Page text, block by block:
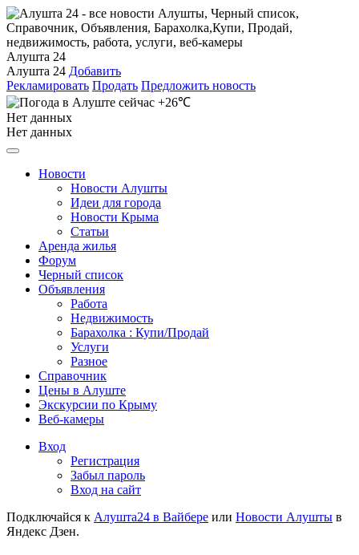
Алушта 24
Алушта 24 Добавить
Рекламировать Продать Предложить новость
+26℃
Нет данных
Нет данных
Новости
Новости Алушты
Идеи для города
Новости Крыма
Статьи
Аренда жилья
Форум
Черный список
Объявления
Работа
Недвижимость
Барахолка : Купи/Продай
Услуги
Разное
Справочник
Цены в Алуште
Экскурсии по Крыму
Веб-камеры
Вход
Регистрация
Забыл пароль
Вход на сайт
Подключайся к Алушта24 в Вайбере или Новости Алушты в
Яндекс Дзен.